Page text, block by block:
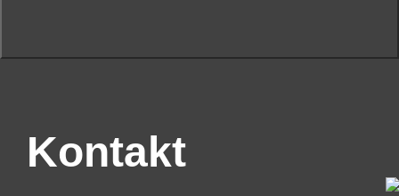
Kontakt